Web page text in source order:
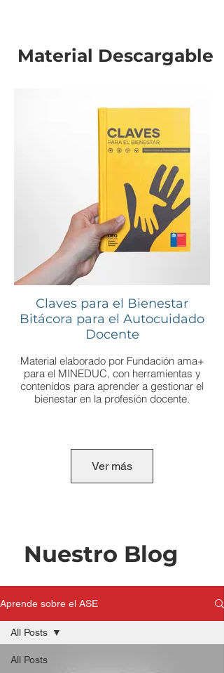
Material Descargable
Claves para el Bienestar
Bitácora para el Autocuidado
Docente
Material elaborado por Fundación ama+
para el MINEDUC, con herramientas y
contenidos para aprender a gestionar el
bienestar en la profesión docente.
Rueda del liderazgo
Ver más
Nuestro Blog
Aprende sobre el ASE
All Posts
All Posts